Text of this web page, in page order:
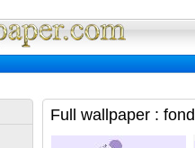
Full wallpaper :